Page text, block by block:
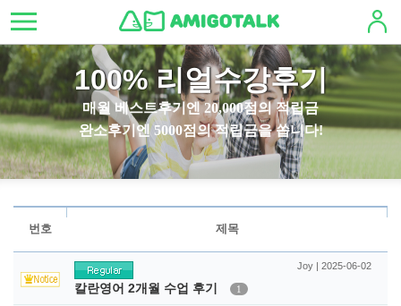
100% 리얼수강후기
매월 베스트후기엔 20,000점의 적립금
완소후기엔 5000점의 적립금을 쏩니다!
번호 제목
Joy | 2025-06-02
칼란영어 2개월 수업 후기 1